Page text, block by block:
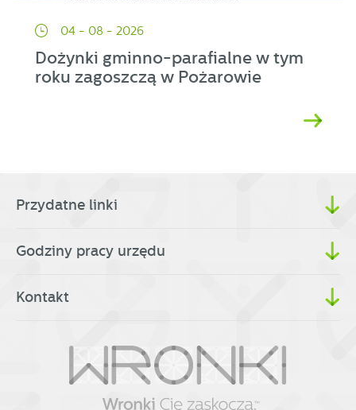
04 - 08 - 2026
Dożynki gminno-parafialne w tym
roku zagoszczą w Pożarowie
Przydatne linki
Godziny pracy urzędu
Kontakt